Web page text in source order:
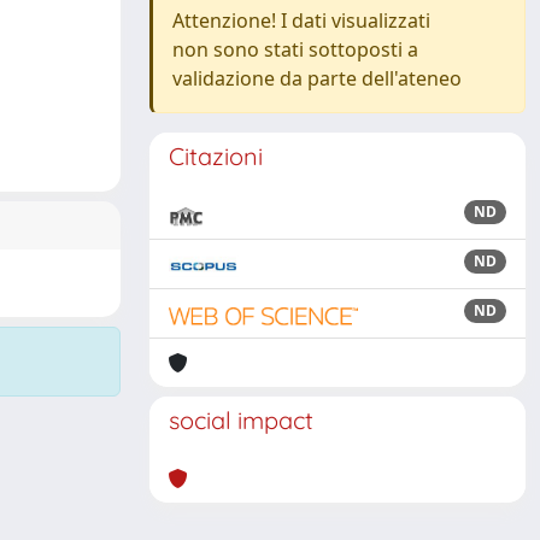
Attenzione! I dati visualizzati
non sono stati sottoposti a
validazione da parte dell'ateneo
Citazioni
ND
ND
ND
social impact